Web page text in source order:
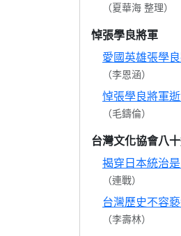
（夏華海 整理）
悼張學良將軍
愛國英雄張學
（李恩涵）
悼張學良將軍
（毛鑄倫）
台灣文化協會八
揭穿日本統治
（連戰）
台灣歷史不容
（李壽林）